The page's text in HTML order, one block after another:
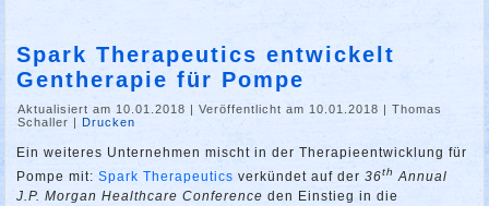
Spark Therapeutics entwickelt
Gentherapie für Pompe
Aktualisiert am 10.01.2018 |Veröffentlicht am 10.01.2018 |Thomas
Schaller
Drucken
Ein weiteres Unternehmen mischt in der Therapieentwicklung für
Pompe mit:Spark Therapeutics verkündet auf der36th Annual
J.P. Morgan Healthcare Conference den Einstieg in die